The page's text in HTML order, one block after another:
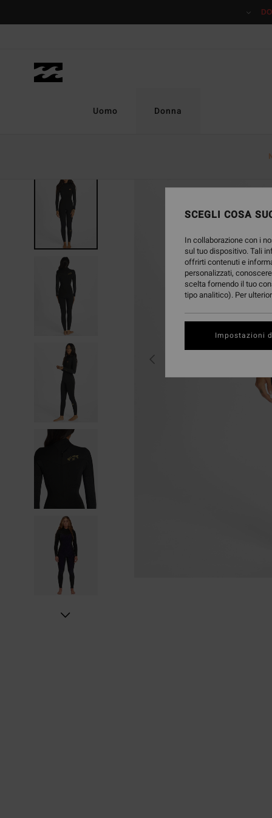
prodotto
Uomo Donna
SCEGLI COSA
In collaborazione con i
sul tuo dispositivo. Tali
offrirti contenuti e
personalizzati,
scelta fornendo il tuo
tipo analitico). Per
Impostazioni